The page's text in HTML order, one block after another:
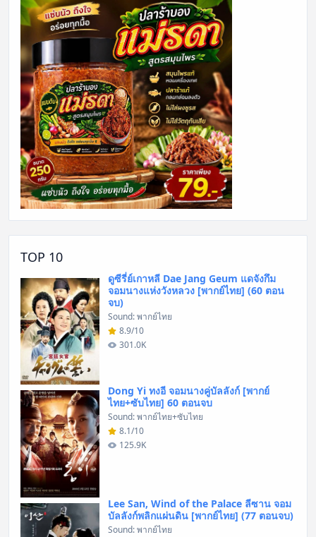
TOP 10
ดูซีรี่ย์เกาหลี Dae Jang Geum แดจังกึม
จอมนางแห่งวังหลวง [พากย์ไทย] (60 ตอน
จบ)
Sound: พากย์ไทย
8.9/10
301.0K
Dong Yi ทงอี จอมนางคู่บัลลังก์ [พากย์
ไทย+ซับไทย] 60 ตอนจบ
Sound: พากย์ไทย+ซับไทย
8.1/10
125.9K
Lee San, Wind of the Palace ลีซาน จอม
บัลลังก์พลิกแผ่นดิน [พากย์ไทย] (77 ตอนจบ)
Sound: พากย์ไทย